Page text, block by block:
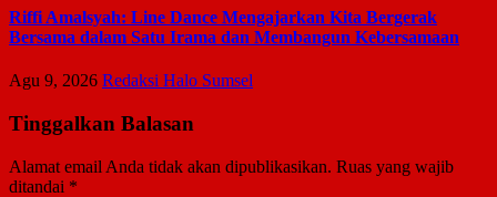
Riffi Amalsyah: Line Dance Mengajarkan Kita Bergerak
Bersama dalam Satu Irama dan Membangun Kebersamaan
Agu 9, 2026 Redaksi Halo Sumsel
Tinggalkan Balasan
Alamat email Anda tidak akan dipublikasikan. Ruas yang wajib
ditandai *